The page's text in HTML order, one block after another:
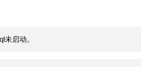
启动。